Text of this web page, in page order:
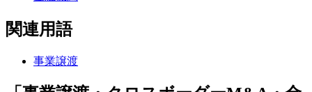
関連用語
事業譲渡